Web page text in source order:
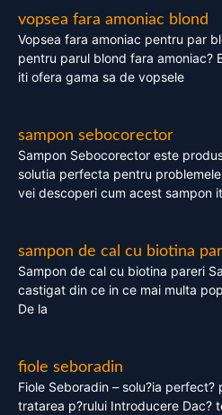
vopsea fara amoniac blond
Vopsea fara amoniac pentru par
pentru parul blond fara amoniac?
iti ofera gama sa de vopsele
sampon sebocorector
Sampon Sebocorector este
solutia perfecta pentru
vei descoperi cum acest sampon
sampon de cal cu biotina
Sampon de cal cu biotina pareri
castigat din ce in ce mai multa
De la
fiole seboradin
Fiole Seboradin – solu?ia perfect?
tratarea p?rului Introducere Dac?